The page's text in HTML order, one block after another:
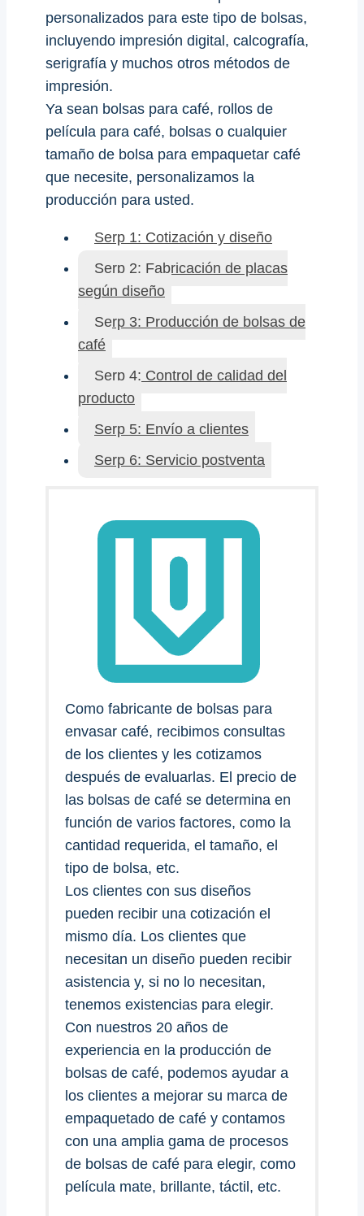
personalizados para este tipo de bolsas,
incluyendo impresión digital, calcografía,
serigrafía y muchos otros métodos de
impresión.
Ya sean bolsas para café, rollos de
película para café, bolsas o cualquier
tamaño de bolsa para empaquetar café
que necesite, personalizamos la
producción para usted.
Serp 1: Cotización y diseño
Serp 2: Fabricación de placas
según diseño
Serp 3: Producción de bolsas de
café
Serp 4: Control de calidad del
producto
Serp 5: Envío a clientes
Serp 6: Servicio postventa
Como fabricante de bolsas para
envasar café, recibimos consultas
de los clientes y les cotizamos
después de evaluarlas. El precio de
las bolsas de café se determina en
función de varios factores, como la
cantidad requerida, el tamaño, el
tipo de bolsa, etc.
Los clientes con sus diseños
pueden recibir una cotización el
mismo día. Los clientes que
necesitan un diseño pueden recibir
asistencia y, si no lo necesitan,
tenemos existencias para elegir.
Con nuestros 20 años de
experiencia en la producción de
bolsas de café, podemos ayudar a
los clientes a mejorar su marca de
empaquetado de café y contamos
con una amplia gama de procesos
de bolsas de café para elegir, como
película mate, brillante, táctil, etc.